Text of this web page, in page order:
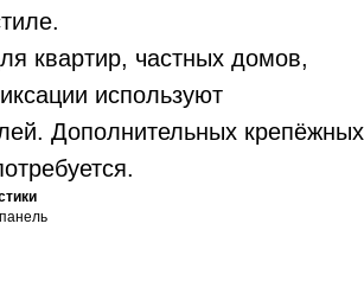
квартир, частных домов,
используют
Дополнительных крепёжных